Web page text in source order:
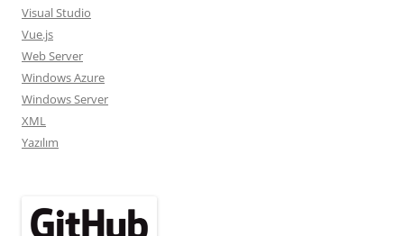
Visual Studio
Vue.js
Web Server
Windows Azure
Windows Server
XML
Yazılım